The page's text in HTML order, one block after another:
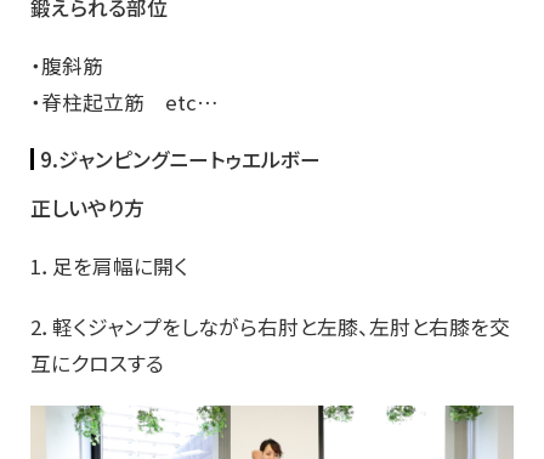
鍛えられる部位
・腹斜筋
・脊柱起立筋 etc…
9.ジャンピングニートゥエルボー
正しいやり方
1．足を肩幅に開く
2．軽くジャンプをしながら右肘と左膝、左肘と右膝を交
互にクロスする